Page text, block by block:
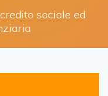
sociale ed